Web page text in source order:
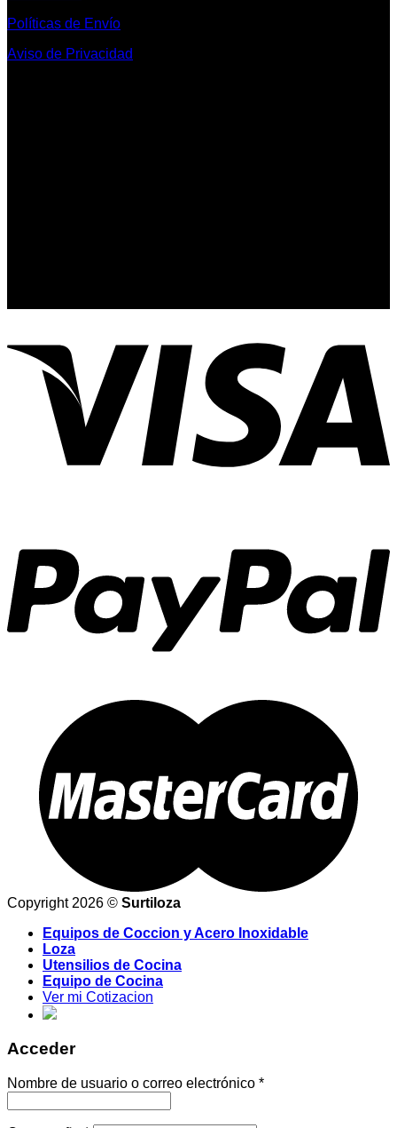
Políticas de Envío
Aviso de Privacidad
Copyright 2026 © Surtiloza
Equipos de Coccion y Acero Inoxidable
Loza
Utensilios de Cocina
Equipo de Cocina
Ver mi Cotizacion
Acceder
Nombre de usuario o correo electrónico *